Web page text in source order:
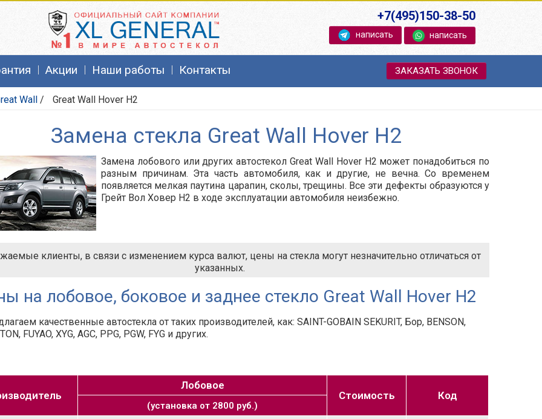
+7(495)150-38-50
написать написать
Акции Наши работы Контакты ЗАКАЗАТЬ ЗВОНОК
Wall / Great Wall Hover H2
Замена стекла Great Wall Hover H2
Замена лобового или других автостекол Great Wall Hover H2 может понадобиться по
разным причинам. Эта часть автомобиля, как и другие, не вечна. Со временем
появляется мелкая паутина царапин, сколы, трещины. Все эти дефекты образуются у
Грейт Вол Ховер Н2 в ходе эксплуатации автомобиля неизбежно.
клиенты, в связи с изменением курса валют, цены на стекла могут незначительно отличаться от
указанных.
на лобовое, боковое и заднее стекло Great Wall Hover H2
качественные автостекла от таких производителей, как: SAINT-GOBAIN SEKURIT, Бор, BENSON,
FUYAO, XYG, AGC, PPG, PGW, FYG и других.
Лобовое
Стоимость
Код
(установка от 2800 руб.)